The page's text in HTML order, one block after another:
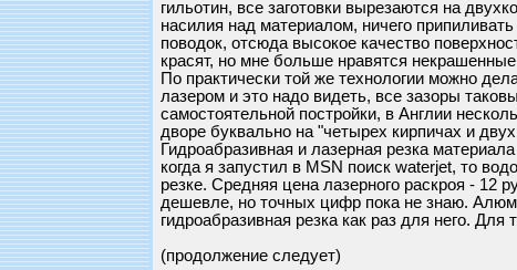
гильотин, все заготовки вырезаются на
насилия над материалом, ничего
поводок, отсюда высокое качество
красят, но мне больше нравятся некрашенные
По практически той же технологии можно
лазером и это надо видеть, все зазоры
самостоятельной постройки, в Англии
дворе буквально на "четырех кирпичах и
Гидроабразивная и лазерная резка
когда я запустил в MSN поиск waterjet, то
резке. Средняя цена лазерного раскроя - 12
дешевле, но точных цифр пока не знаю.
гидроабразивная резка как раз для него.
(продолжение следует)